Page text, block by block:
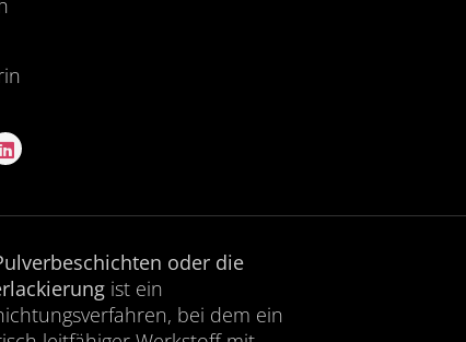
oder die
ist ein
bei dem ein